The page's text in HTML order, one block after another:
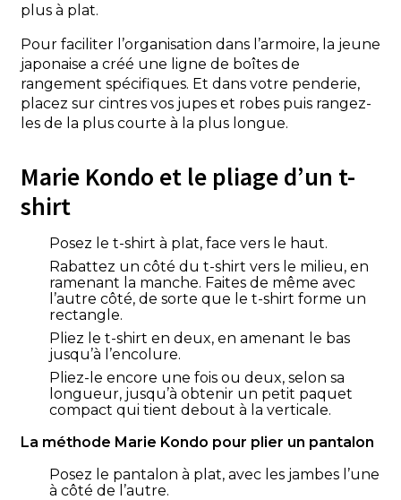
plus à plat.
Pour faciliter l’organisation dans l’armoire, la jeune
japonaise a créé une ligne de boîtes de
rangement spécifiques. Et dans votre penderie,
placez sur cintres vos jupes et robes puis rangez-
les de la plus courte à la plus longue.
Marie Kondo et le pliage d’un t-
shirt
Posez le t-shirt à plat, face vers le haut.
Rabattez un côté du t-shirt vers le milieu, en
ramenant la manche. Faites de même avec
l’autre côté, de sorte que le t-shirt forme un
rectangle.
Pliez le t-shirt en deux, en amenant le bas
jusqu’à l’encolure.
Pliez-le encore une fois ou deux, selon sa
longueur, jusqu’à obtenir un petit paquet
compact qui tient debout à la verticale.
La méthode Marie Kondo pour plier un pantalon
Posez le pantalon à plat, avec les jambes l’une
à côté de l’autre.